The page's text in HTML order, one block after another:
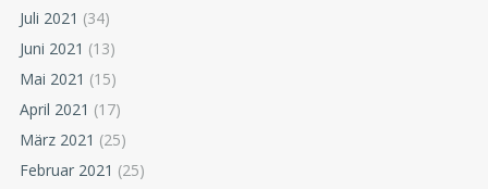
Juli 2021 (34)
Juni 2021 (13)
Mai 2021 (15)
April 2021 (17)
März 2021 (25)
Februar 2021 (25)